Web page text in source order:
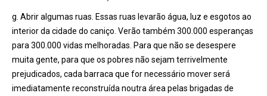
g. Abrir algumas ruas. Essas ruas levarão água, luz e esgotos ao
interior da cidade do caniço. Verão também 300.000 esperanças
para 300.000 vidas melhoradas. Para que não se desespere
muita gente, para que os pobres não sejam terrivelmente
prejudicados, cada barraca que for necessário mover será
imediatamente reconstruída noutra área pelas brigadas de